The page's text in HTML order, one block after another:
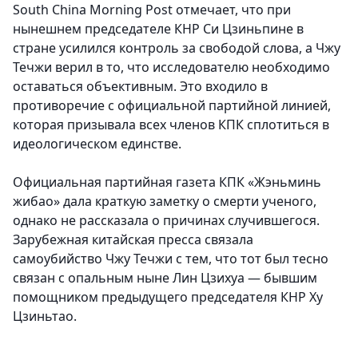
South China Morning Post отмечает, что при
нынешнем председателе КНР Си Цзиньпине в
стране усилился контроль за свободой слова, а Чжу
Течжи верил в то, что исследователю необходимо
оставаться объективным. Это входило в
противоречие с официальной партийной линией,
которая призывала всех членов КПК сплотиться в
идеологическом единстве.
Официальная партийная газета КПК «Жэньминь
жибао» дала краткую заметку о смерти ученого,
однако не рассказала о причинах случившегося.
Зарубежная китайская пресса связала
самоубийство Чжу Течжи с тем, что тот был тесно
связан с опальным ныне Лин Цзихуа — бывшим
помощником предыдущего председателя КНР Ху
Цзиньтао.